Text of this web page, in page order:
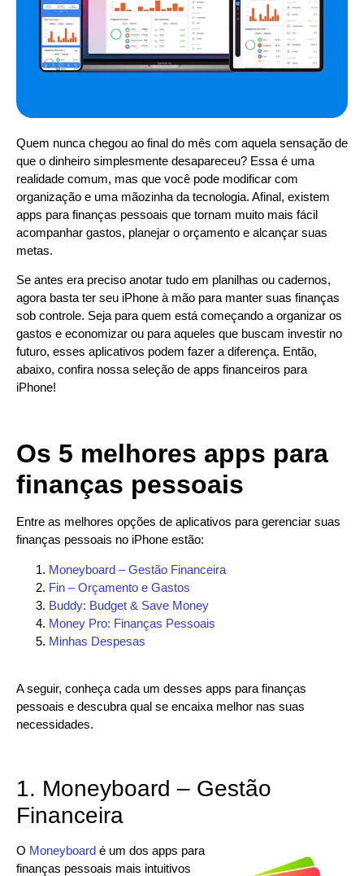
Quem nunca chegou ao final do mês com aquela sensação de
que o dinheiro simplesmente desapareceu? Essa é uma
realidade comum, mas que você pode modificar com
organização e uma mãozinha da tecnologia. Afinal, existem
apps para finanças pessoais que tornam muito mais fácil
acompanhar gastos, planejar o orçamento e alcançar suas
metas.
Se antes era preciso anotar tudo em planilhas ou cadernos,
agora basta ter seu iPhone à mão para manter suas finanças
sob controle. Seja para quem está começando a organizar os
gastos e economizar ou para aqueles que buscam investir no
futuro, esses aplicativos podem fazer a diferença. Então,
abaixo, confira nossa seleção de apps financeiros para
iPhone!
Os 5 melhores apps para
finanças pessoais
Entre as melhores opções de aplicativos para gerenciar suas
finanças pessoais no iPhone estão:
Moneyboard – Gestão Financeira
Fin – Orçamento e Gastos
Buddy: Budget & Save Money
Money Pro: Finanças Pessoais
Minhas Despesas
A seguir, conheça cada um desses apps para finanças
pessoais e descubra qual se encaixa melhor nas suas
necessidades.
1. Moneyboard – Gestão
Financeira
O Moneyboard é um dos apps para
finanças pessoais mais intuitivos